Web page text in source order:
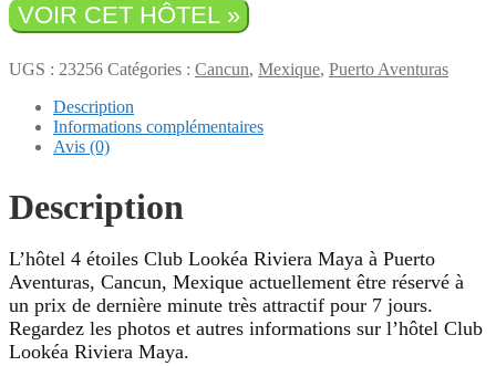
VOIR CET HÔTEL »
UGS : 23256 Catégories : Cancun, Mexique, Puerto Aventuras
Description
Informations complémentaires
Avis (0)
Description
L’hôtel 4 étoiles Club Lookéa Riviera Maya à Puerto
Aventuras, Cancun, Mexique actuellement être réservé à
un prix de dernière minute très attractif pour 7 jours.
Regardez les photos et autres informations sur l’hôtel Club
Lookéa Riviera Maya.